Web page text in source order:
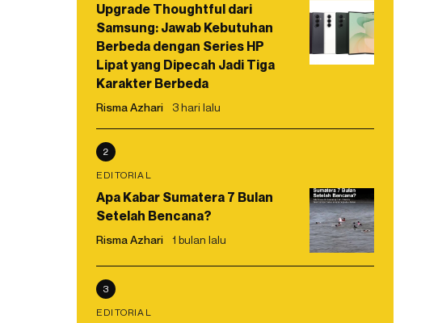
Upgrade Thoughtful dari
Samsung: Jawab Kebutuhan
Berbeda dengan Series HP
Lipat yang Dipecah Jadi Tiga
Karakter Berbeda
Risma Azhari 3 hari lalu
2
EDITORIAL
Apa Kabar Sumatera 7 Bulan
Setelah Bencana?
Risma Azhari 1 bulan lalu
3
EDITORIAL